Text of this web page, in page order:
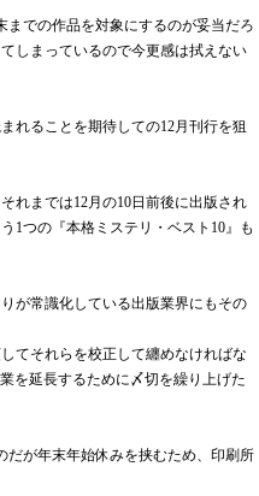
までの作品を対象にするのが妥当だろ
しまっているので今更感は拭えない
れることを期待しての12月刊行を狙
れまでは12月の10日前後に出版され
1つの『本格ミステリ・ベスト10』も
が常識化している出版業界にもその
てそれらを校正して纏めなければな
を延長するために〆切を繰り上げた
だが年末年始休みを挟むため、印刷所